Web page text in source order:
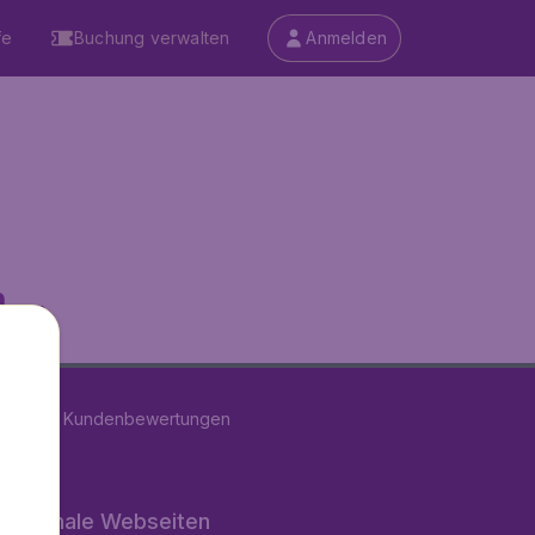
Buchung verwalten Anmelden
...
Kundenbewertungen
Webseiten